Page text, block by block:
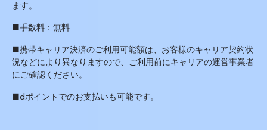
ます。
■手数料：無料
■携帯キャリア決済のご利用可能額は、お客様のキャリア契約状
況などにより異なりますので、ご利用前にキャリアの運営事業者
にご確認ください。
■dポイントでのお支払いも可能です。